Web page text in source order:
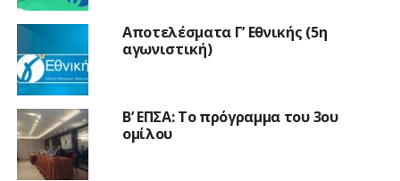
Αποτελέσματα Γ’ Εθνικής (5η
αγωνιστική)
Β’ ΕΠΣΑ: Το πρόγραμμα του 3ου
ομίλου